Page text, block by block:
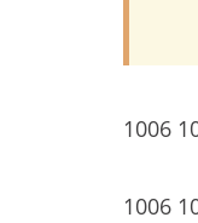
1006
1006